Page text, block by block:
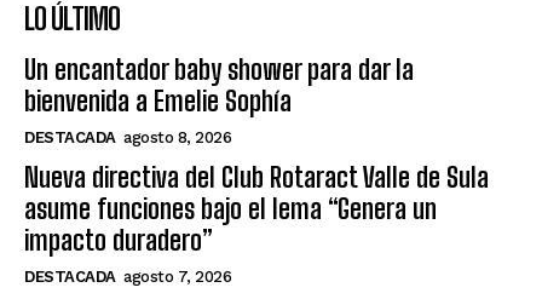
LO ÚLTIMO
Un encantador baby shower para dar la
bienvenida a Emelie Sophía
DESTACADA agosto 8, 2026
Nueva directiva del Club Rotaract Valle de Sula
asume funciones bajo el lema “Genera un
impacto duradero”
DESTACADA agosto 7, 2026